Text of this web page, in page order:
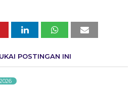
POSTINGAN INI